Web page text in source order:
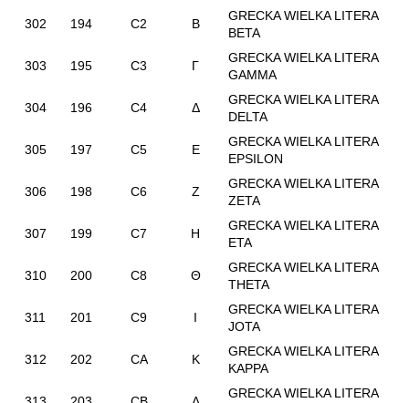
302 194 C2 Β
GRECKA WIELKA LITERA
BETA
303 195 C3 Γ
GRECKA WIELKA LITERA
GAMMA
304 196 C4 Δ
GRECKA WIELKA LITERA
DELTA
305 197 C5 Ε
GRECKA WIELKA LITERA
EPSILON
306 198 C6 Ζ
GRECKA WIELKA LITERA
ZETA
307 199 C7 Η
GRECKA WIELKA LITERA
ETA
310 200 C8 Θ
GRECKA WIELKA LITERA
THETA
311 201 C9 Ι
GRECKA WIELKA LITERA
JOTA
312 202 CA Κ
GRECKA WIELKA LITERA
KAPPA
GRECKA WIELKA LITERA